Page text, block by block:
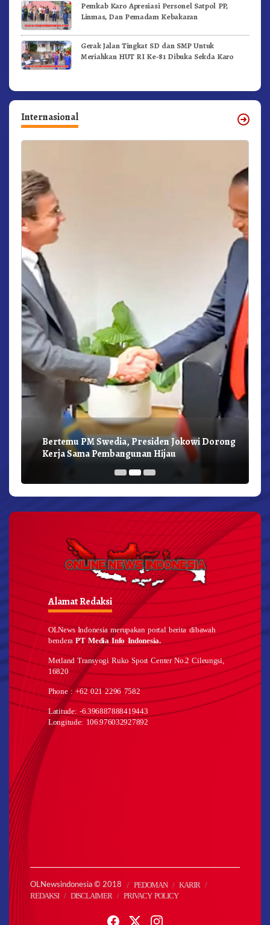
Pemkab Karo Apresiasi Personel Satpol PP,
Linmas, Dan Pemadam Kebakaran
Gerak Jalan Tingkat SD dan SMP Untuk
Meriahkan HUT RI Ke-81 Dibuka Sekda Karo
Internasional
Bertemu PM Swedia, Presiden Jokowi Dorong
Kerja Sama Pembangunan Hijau
Alamat Redaksi
OLNews Indonesia merupakan portal berita dibawah
benderaPT Media Info Indonesia.
Metland Transyogi Ruko Sport Center No.2 Cileungsi,
16820
Phone : +62 021 2296 7582
Latitude: -6.396887888419443
Longitude: 106.976032927892
OLNewsindonesia © 2018 PEDOMAN
KARIR
REDAKSI
DISCLAIMER PRIVACY POLICY